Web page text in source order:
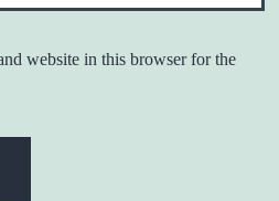
website in this browser for the